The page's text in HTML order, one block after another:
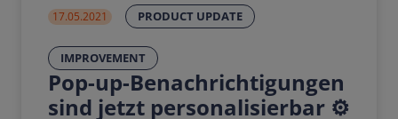
17.05.2021 PRODUCT UPDATE
IMPROVEMENT
Pop-up-Benachrichtigungen
sind jetzt personalisierbar ⚙️